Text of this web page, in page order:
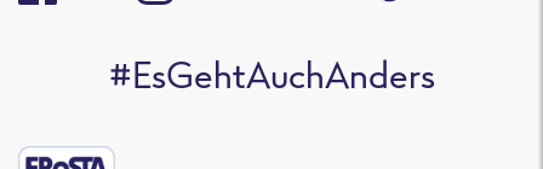
#EsGehtAuchAnders